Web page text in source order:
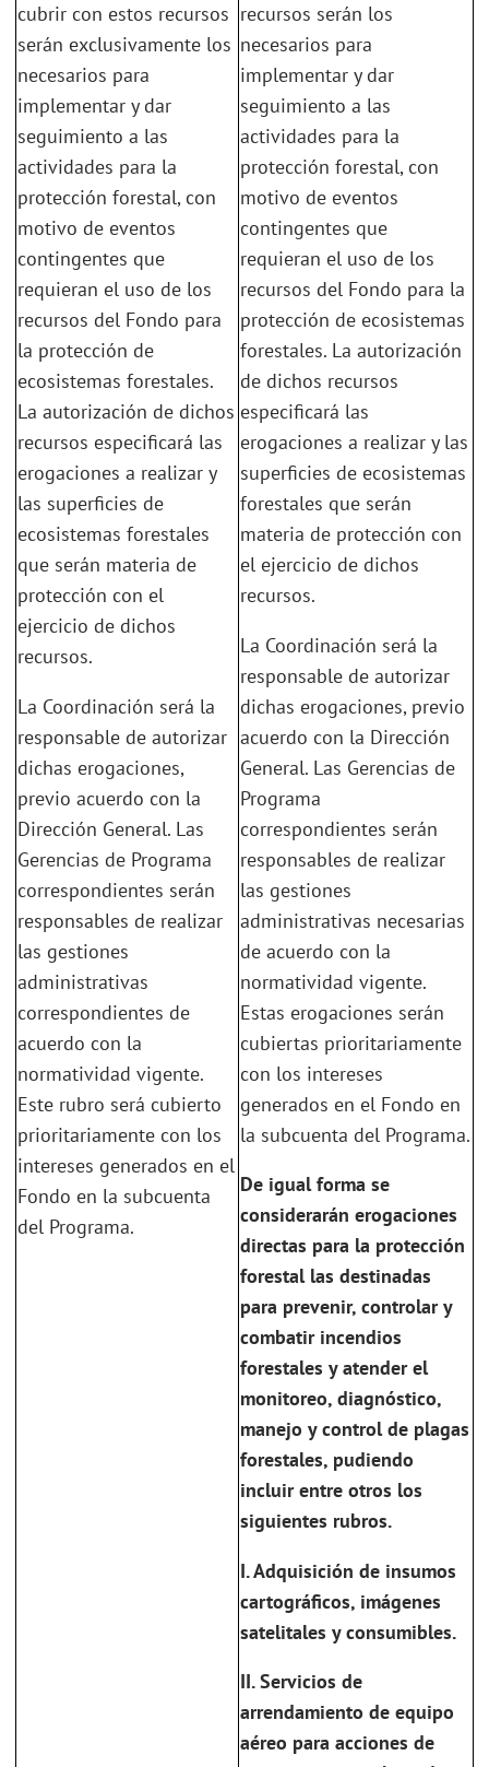
cubrir con estos recursos
serán exclusivamente los
necesarios para
implementar y dar
seguimiento a las
actividades para la
protección forestal, con
motivo de eventos
contingentes que
requieran el uso de los
recursos del Fondo para
la protección de
ecosistemas forestales.
La autorización de dichos
recursos especificará las
erogaciones a realizar y
las superficies de
ecosistemas forestales
que serán materia de
protección con el
ejercicio de dichos
recursos.
La Coordinación será la
responsable de autorizar
dichas erogaciones,
previo acuerdo con la
Dirección General. Las
Gerencias de Programa
correspondientes serán
responsables de realizar
las gestiones
administrativas
correspondientes de
acuerdo con la
normatividad vigente.
Este rubro será cubierto
prioritariamente con los
intereses generados en el
Fondo en la subcuenta
del Programa.
recursos serán los
necesarios para
implementar y dar
seguimiento a las
actividades para la
protección forestal, con
motivo de eventos
contingentes que
requieran el uso de los
recursos del Fondo para la
protección de ecosistemas
forestales. La autorización
de dichos recursos
especificará las
erogaciones a realizar y las
superficies de ecosistemas
forestales que serán
materia de protección con
el ejercicio de dichos
recursos.
La Coordinación será la
responsable de autorizar
dichas erogaciones, previo
acuerdo con la Dirección
General. Las Gerencias de
Programa
correspondientes serán
responsables de realizar
las gestiones
administrativas necesarias
de acuerdo con la
normatividad vigente.
Estas erogaciones serán
cubiertas prioritariamente
con los intereses
generados en el Fondo en
la subcuenta del Programa.
De igual forma se
considerarán erogaciones
directas para la protección
forestal las destinadas
para prevenir, controlar y
combatir incendios
forestales y atender el
monitoreo, diagnóstico,
manejo y control de plagas
forestales, pudiendo
incluir entre otros los
siguientes rubros.
I. Adquisición de insumos
cartográficos, imágenes
satelitales y consumibles.
II. Servicios de
arrendamiento de equipo
aéreo para acciones de